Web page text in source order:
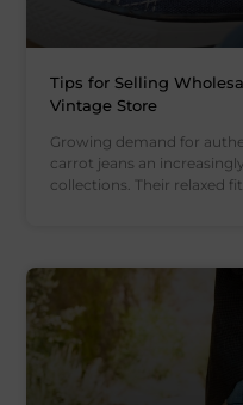
Tips for Selling
Vintage Store
Growing demand for
carrot jeans an
collections. Their relaxed